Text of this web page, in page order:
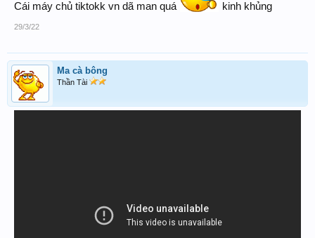
Cái máy chủ tiktokk vn dã man quá kinh khủng
29/3/22
Ma cà bông
Thần Tài